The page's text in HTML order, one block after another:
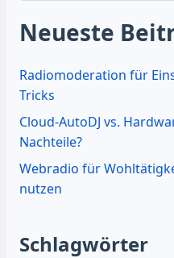
Neueste
Radiomoderation für
Tricks
Cloud-AutoDJ vs.
Nachteile?
Webradio für
nutzen
Schlagwörter